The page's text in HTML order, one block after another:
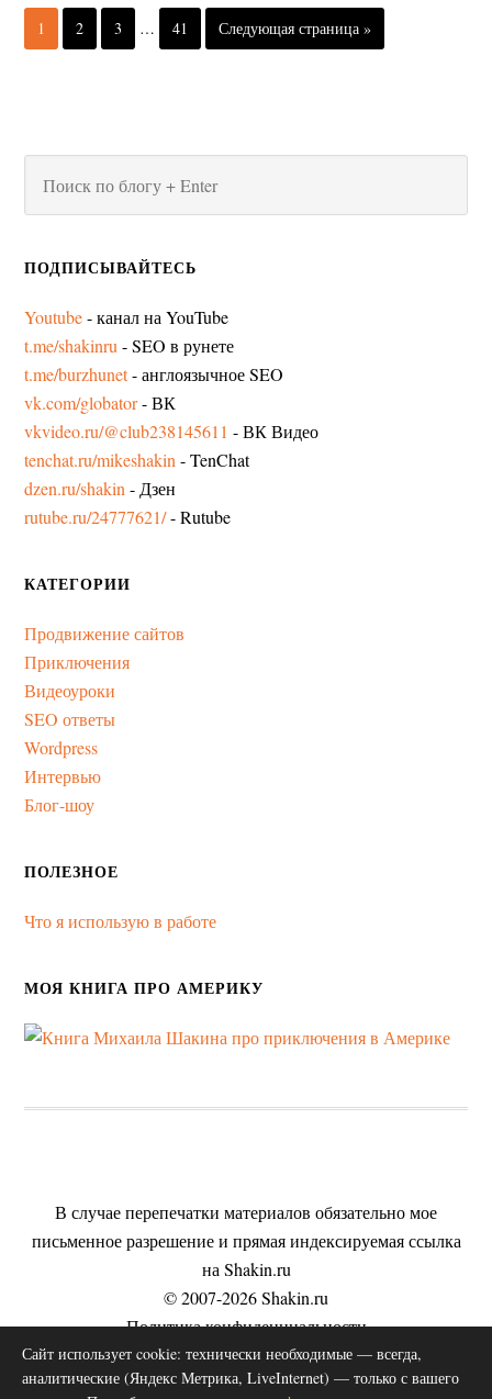
1 2 3 … 41 Следующая страница »
ПОДПИСЫВАЙТЕСЬ
Youtube- канал на YouTube
t.me/shakinru - SEO в рунете
t.me/burzhunet- англоязычное SEO
vk.com/globator- ВК
vkvideo.ru/@club238145611 - ВК Видео
tenchat.ru/mikeshakin - TenChat
dzen.ru/shakin - Дзен
rutube.ru/24777621/- Rutube
КАТЕГОРИИ
Продвижение сайтов
Приключения
Видеоуроки
SEO ответы
Wordpress
Интервью
Блог-шоу
ПОЛЕЗНОЕ
Что я использую в работе
МОЯ КНИГА ПРО АМЕРИКУ
В случае перепечатки материалов обязательно мое
письменное разрешение и прямая индексируемая ссылка
на Shakin.ru
© 2007-2026 Shakin.ru
Политика конфиденциальности
Пользовательское соглашение
Согласие на обработку персональных данных
Сайт использует cookie: технически необходимые — всегда,
аналитические (Яндекс Метрика, LiveInternet) — только с вашего